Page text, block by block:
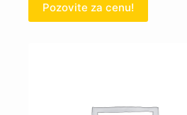
Pozovite za cenu!